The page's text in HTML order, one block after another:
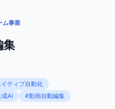
ム事業
集
ティブ自動化
AI
#動画自動編集